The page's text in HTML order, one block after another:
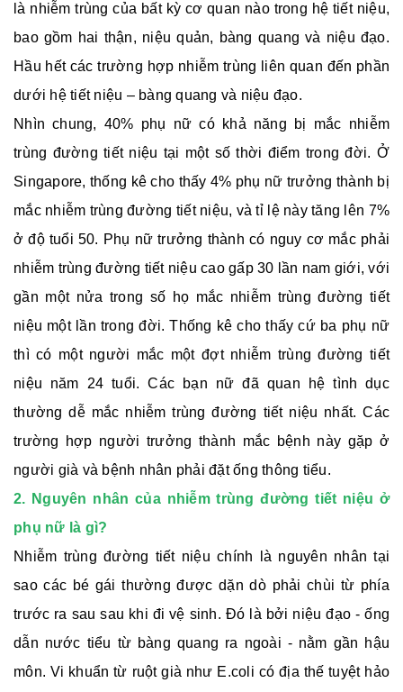
là nhiễm trùng của bất kỳ cơ quan nào trong hệ tiết niệu,
bao gồm hai thận, niệu quản, bàng quang và niệu đạo.
Hầu hết các trường hợp nhiễm trùng liên quan đến phần
dưới hệ tiết niệu – bàng quang và niệu đạo.
Nhìn chung, 40% phụ nữ có khả năng bị mắc nhiễm
trùng đường tiết niệu tại một số thời điểm trong đời. Ở
Singapore, thống kê cho thấy 4% phụ nữ trưởng thành bị
mắc nhiễm trùng đường tiết niệu, và tỉ lệ này tăng lên 7%
ở độ tuổi 50. Phụ nữ trưởng thành có nguy cơ mắc phải
nhiễm trùng đường tiết niệu cao gấp 30 lần nam giới, với
gần một nửa trong số họ mắc nhiễm trùng đường tiết
niệu một lần trong đời. Thống kê cho thấy cứ ba phụ nữ
thì có một người mắc một đợt nhiễm trùng đường tiết
niệu năm 24 tuổi. Các bạn nữ đã quan hệ tình dục
thường dễ mắc nhiễm trùng đường tiết niệu nhất. Các
trường hợp người trưởng thành mắc bệnh này gặp ở
người già và bệnh nhân phải đặt ống thông tiểu.
2. Nguyên nhân của nhiễm trùng đường tiết niệu ở
phụ nữ là gì?
Nhiễm trùng đường tiết niệu chính là nguyên nhân tại
sao các bé gái thường được dặn dò phải chùi từ phía
trước ra sau sau khi đi vệ sinh. Đó là bởi niệu đạo - ống
dẫn nước tiểu từ bàng quang ra ngoài - nằm gần hậu
môn. Vi khuẩn từ ruột già như E.coli có địa thế tuyệt hảo